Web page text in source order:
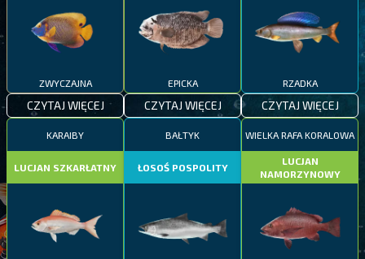
ZWYCZAJNA
CZYTAJ WIĘCEJ
EPICKA
CZYTAJ WIĘCEJ
RZADKA
CZYTAJ WIĘCEJ
KARAIBY
LUCJAN SZKARŁATNY
BAŁTYK
ŁOSOŚ POSPOLITY
WIELKA RAFA KORALOWA
LUCJAN
NAMORZYNOWY